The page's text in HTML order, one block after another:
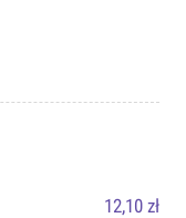
12,10 zł